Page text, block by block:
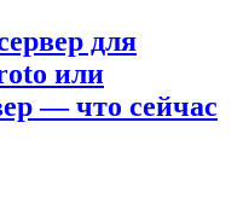
для
или
— что сейчас